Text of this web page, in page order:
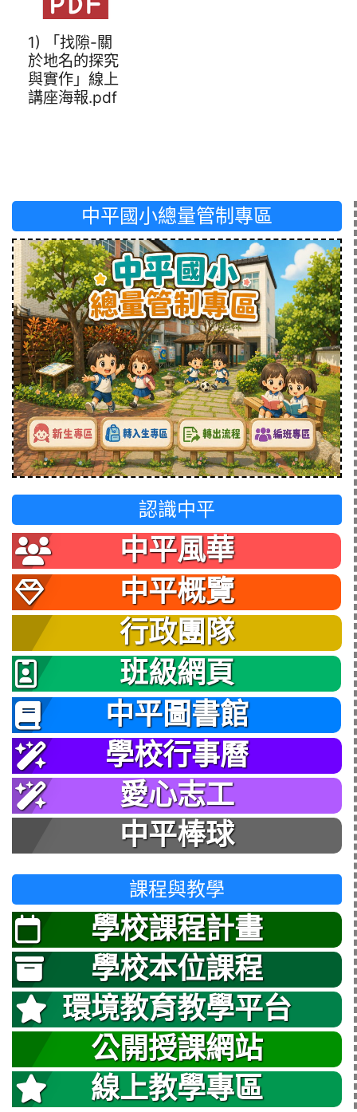
1) 「找隙-關
於地名的探究
與實作」線上
講座海報.pdf
中平國小總量管制專區
認識中平
中平風華
中平概覽
行政團隊
班級網頁
中平圖書館
學校行事曆
愛心志工
中平棒球
課程與教學
學校課程計畫
學校本位課程
環境教育教學平台
公開授課網站
線上教學專區